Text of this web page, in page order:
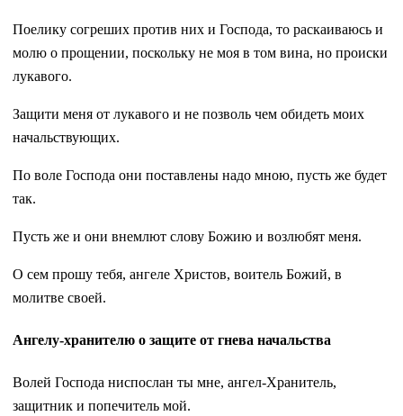
Поелику согреших против них и Господа, то раскаиваюсь и
молю о прощении, поскольку не моя в том вина, но происки
лукавого.
Защити меня от лукавого и не позволь чем обидеть моих
начальствующих.
По воле Господа они поставлены надо мною, пусть же будет
так.
Пусть же и они внемлют слову Божию и возлюбят меня.
О сем прошу тебя, ангеле Христов, воитель Божий, в
молитве своей.
Ангелу-хранителю о защите от гнева начальства
Волей Господа ниспослан ты мне, ангел-Хранитель,
защитник и попечитель мой.